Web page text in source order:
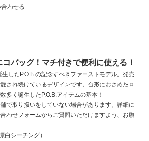
わせる
コバッグ！マチ付きで便利に使える！
したP.O.B.の記念すべきファーストモデル。発売
され続けているデザインです。台形におさめたロ
多く誕生したP.O.B.アイテムの基本！
で取り扱いをしていない場合があります。詳細に
わせフォームからご質問いただけますよう、お願
白シーチング）